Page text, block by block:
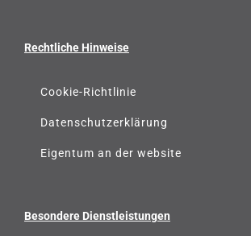
Rechtliche Hinweise
Cookie-Richtlinie
Datenschutzerklärung
Eigentum an der website
Besondere Dienstleistungen